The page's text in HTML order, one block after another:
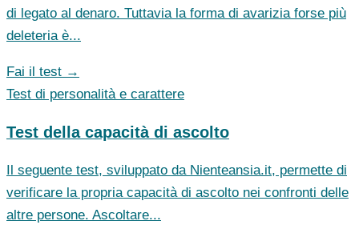
di legato al denaro. Tuttavia la forma di avarizia forse più
deleteria è...
Fai il test →
Test di personalità e carattere
Test della capacità di ascolto
Il seguente test, sviluppato da Nienteansia.it, permette di
verificare la propria capacità di ascolto nei confronti delle
altre persone. Ascoltare...